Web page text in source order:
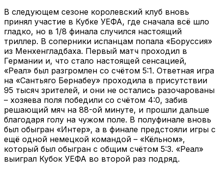
В следующем сезоне королевский клуб вновь
принял участие в Кубке УЕФА, где сначала всё шло
гладко, но в 1/8 финала случился настоящий
триллер. В соперники испанцам попала «Боруссия»
из Менхенгладбаха. Первый матч проходил в
Германии и, что стало настоящей сенсацией,
«Реал» был разгромлен со счётом 5:1. Ответная игра
на «Сантьяго Бернабеу» проходила в присутствии
95 тысяч зрителей, и они не остались разочарованы
– хозяева поля победили со счётом 4:0, забив
решающий мяч на 88-ой минуте, и прошли дальше
благодаря голу на чужом поле. В полуфинале вновь
был обыгран «Интер», а в финале предстояли игры с
ещё одной немецкой командой – «Кёльном»,
который был обыгран с общим счётом 5:3. «Реал»
выиграл Кубок УЕФА во второй раз подряд.